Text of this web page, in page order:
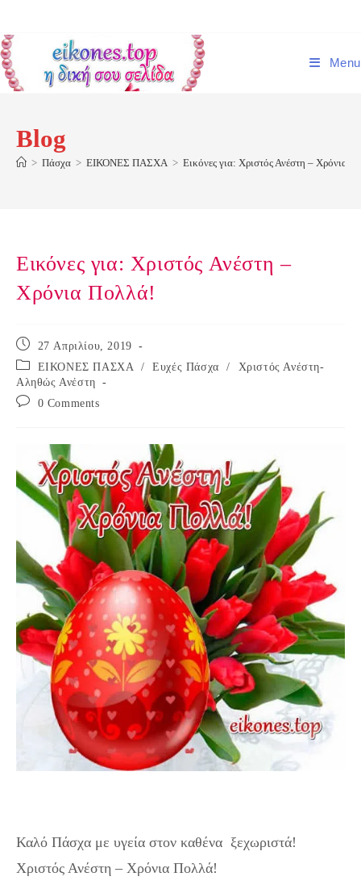
content
Menu
Blog
> Πάσχα > ΕΙΚΟΝΕΣ ΠΑΣΧΑ > Εικόνες για: Χριστός Ανέστη – Χρόνια
Εικόνες για: Χριστός Ανέστη –
Χρόνια Πολλά!
Post
published:
27 Απριλίου, 2019
Post
category:
ΕΙΚΟΝΕΣ ΠΑΣΧΑ / Ευχές Πάσχα /
Χριστός Ανέστη-
Αληθώς Ανέστη
Post
0 Comments
Καλό Πάσχα με υγεία στον καθένα ξεχωριστά!
Χριστός Ανέστη – Χρόνια Πολλά!